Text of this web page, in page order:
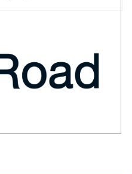
Foundation 展示 AI 在教
究工作坊
同建立指标体系，评估 AI 对
语”。而通过公益与研究，它
是，AI 能否真的创造“新的工
OpenAI 的回应是：即便部分